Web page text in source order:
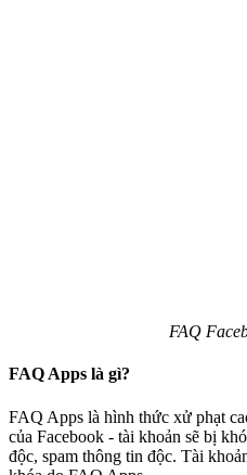
FAQ
FAQ Apps là gì?
FAQ Apps là hình thức xử phạt
của Facebook - tài khoản sẽ bị
độc, spam thông tin độc. Tài